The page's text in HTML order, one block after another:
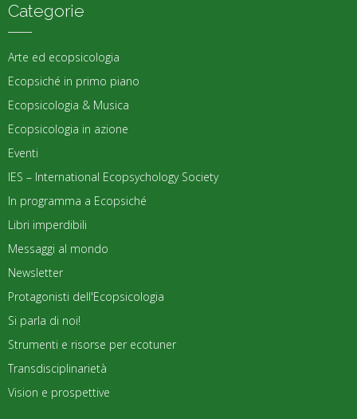
Categorie
Arte ed ecopsicologia
Ecopsiché in primo piano
Ecopsicologia & Musica
Ecopsicologia in azione
Eventi
IES – International Ecopsychology Society
In programma a Ecopsiché
Libri imperdibili
Messaggi al mondo
Newsletter
Protagonisti dell'Ecopsicologia
Si parla di noi!
Strumenti e risorse per ecotuner
Transdisciplinarietà
Vision e prospettive